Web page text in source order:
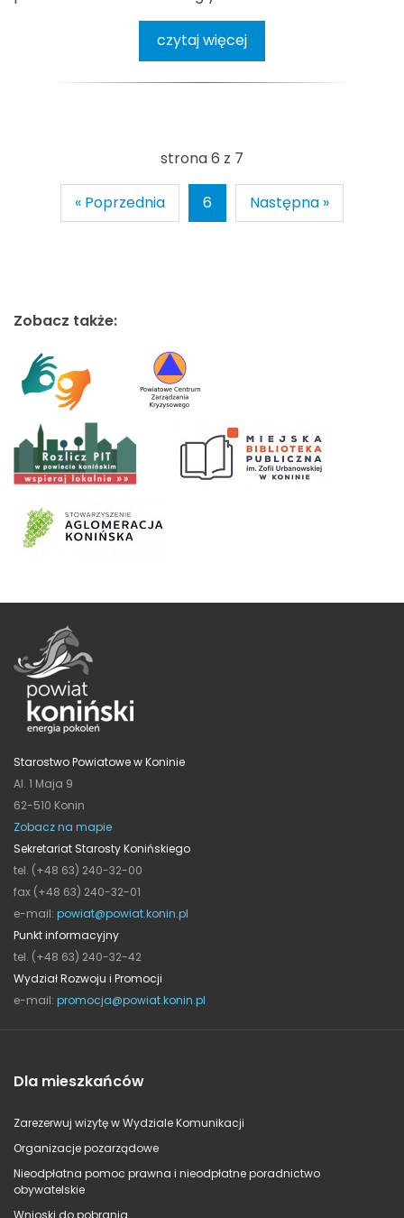
czytaj więcej
strona 6 z 7
« Poprzednia 6 Następna »
Zobacz także:
Starostwo Powiatowe w Koninie
Al. 1 Maja 9
62-510 Konin
Zobacz na mapie
Sekretariat Starosty Konińskiego
tel. (+48 63) 240-32-00
fax (+48 63) 240-32-01
e-mail: powiat@powiat.konin.pl
Punkt informacyjny
tel. (+48 63) 240-32-42
Wydział Rozwoju i Promocji
e-mail: promocja@powiat.konin.pl
Dla mieszkańców
Zarezerwuj wizytę w Wydziale Komunikacji
Organizacje pozarządowe
Nieodpłatna pomoc prawna i nieodpłatne poradnictwo
obywatelskie
Wnioski do pobrania